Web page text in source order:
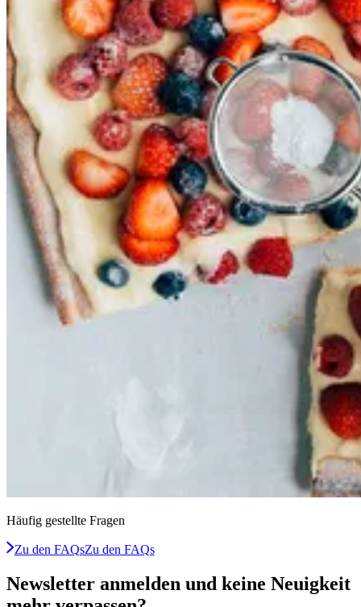
Häufig gestellte Fragen
Zu den FAQsZu den FAQs
Newsletter anmelden und keine Neuigkeit